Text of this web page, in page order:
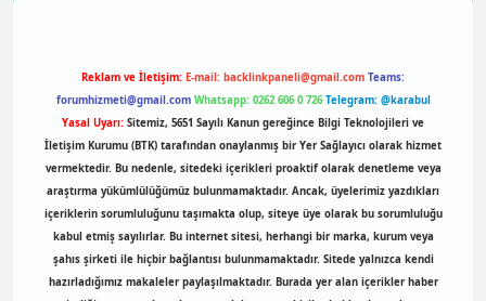
Reklam ve İletişim: E-mail: backlinkpaneli@gmail.com Teams:
forumhizmeti@gmail.com Whatsapp: 0262 606 0 726 Telegram: @karabul
Yasal Uyarı: Sitemiz, 5651 Sayılı Kanun gereğince Bilgi Teknolojileri ve
İletişim Kurumu (BTK) tarafından onaylanmış bir Yer Sağlayıcı olarak hizmet
vermektedir. Bu nedenle, sitedeki içerikleri proaktif olarak denetleme veya
araştırma yükümlülüğümüz bulunmamaktadır. Ancak, üyelerimiz yazdıkları
içeriklerin sorumluluğunu taşımakta olup, siteye üye olarak bu sorumluluğu
kabul etmiş sayılırlar. Bu internet sitesi, herhangi bir marka, kurum veya
şahıs şirketi ile hiçbir bağlantısı bulunmamaktadır. Sitede yalnızca kendi
hazırladığımız makaleler paylaşılmaktadır. Burada yer alan içerikler haber